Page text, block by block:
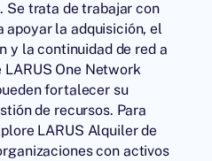
Se trata de trabajar con
apoyar la adquisición, el
y la continuidad de red a
LARUS One Network
fortalecer su
de recursos. Para
LARUS Alquiler de
con activos